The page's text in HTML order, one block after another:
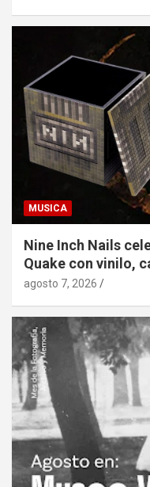
MUSICA
Nine Inch Nails
Quake con vinilo,
agosto 7, 2026